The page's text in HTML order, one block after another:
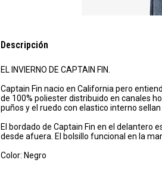
Descripción
EL INVIERNO DE CAPTAIN FIN.
Captain Fin nacio en California pero
de 100% poliester distribuido en canales
puños y el ruedo con elastico interno
El bordado de Captain Fin en el delantero
desde afuera. El bolsillo funcional en la
Color: Negro